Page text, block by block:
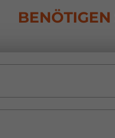
BENÖTIGEN